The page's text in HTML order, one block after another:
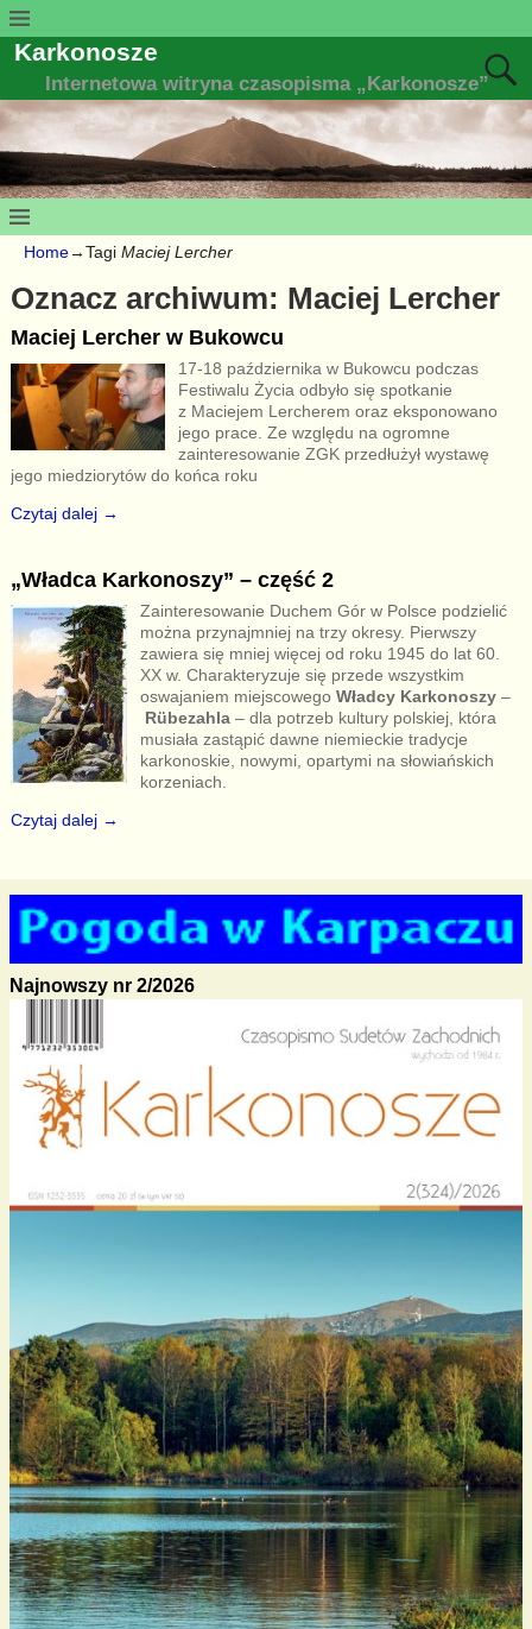
Karkonosze
Internetowa witryna czasopisma „Karkonosze”
Home→Tagi Maciej Lercher
Oznacz archiwum: Maciej Lercher
Maciej Lercher w Bukowcu
17-18 października w Bukowcu podczas
Festiwalu Życia odbyło się spotkanie
z Maciejem Lercherem oraz eksponowano
jego prace. Ze względu na ogromne
zainteresowanie ZGK przedłużył wystawę
jego miedziorytów do końca roku
Czytaj dalej →
„Władca Karkonoszy” – część 2
Zainteresowanie Duchem Gór w Polsce podzielić
można przynajmniej na trzy okresy. Pierwszy
zawiera się mniej więcej od roku 1945 do lat 60.
XX w. Charakteryzuje się przede wszystkim
oswajaniem miejscowego Władcy Karkonoszy–
Rübezahla– dla potrzeb kultury polskiej, która
musiała zastąpić dawne niemieckie tradycje
karkonoskie, nowymi, opartymi na słowiańskich
korzeniach.
Czytaj dalej →
Najnowszy nr 2/2026